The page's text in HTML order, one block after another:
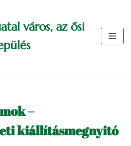
város, az ősi
–
kiállításmegnyitó